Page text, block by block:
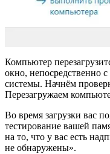
Компьютер
окно, непосредственно
системы. Начнём
Перезагружаем
Во время загрузки вас
тестирование вашей
на то, что у вас есть
не обнаружены».